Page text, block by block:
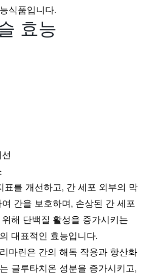
식품입니다.
효능
표를 개선하고, 간 세포 외부의 막
간을 보호하며, 손상된 간 세포
해 단백질 활성을 증가시키는
대표적인 효능입니다.
마린은 간의 해독 작용과 항산화
글루타치온 성분을 증가시키고,